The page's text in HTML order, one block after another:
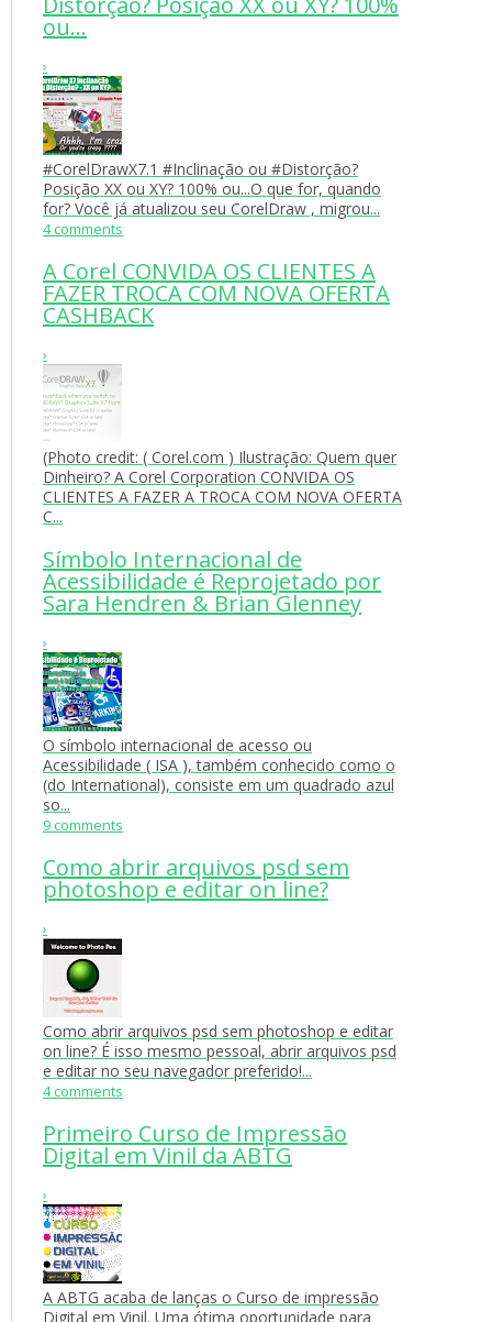
ou...
›
#CorelDrawX7.1 #Inclinação ou #Distorção?
Posição XX ou XY? 100% ou...O que for, quando
for? Você já atualizou seu CorelDraw , migrou...
4 comments
A Corel CONVIDA OS CLIENTES A
FAZER TROCA COM NOVA OFERTA
CASHBACK
›
(Photo credit: ( Corel.com ) Ilustração: Quem quer
Dinheiro? A Corel Corporation CONVIDA OS
CLIENTES A FAZER A TROCA COM NOVA OFERTA
C...
Símbolo Internacional de
Acessibilidade é Reprojetado por
Sara Hendren & Brian Glenney
›
O símbolo internacional de acesso ou
Acessibilidade ( ISA ), também conhecido como o
(do International), consiste em um quadrado azul
so...
9 comments
Como abrir arquivos psd sem
photoshop e editar on line?
›
Como abrir arquivos psd sem photoshop e editar
on line? É isso mesmo pessoal, abrir arquivos psd
e editar no seu navegador preferido!...
4 comments
Primeiro Curso de Impressão
Digital em Vinil da ABTG
›
A ABTG acaba de lanças o Curso de impressão
Digital em Vinil. Uma ótima oportunidade para